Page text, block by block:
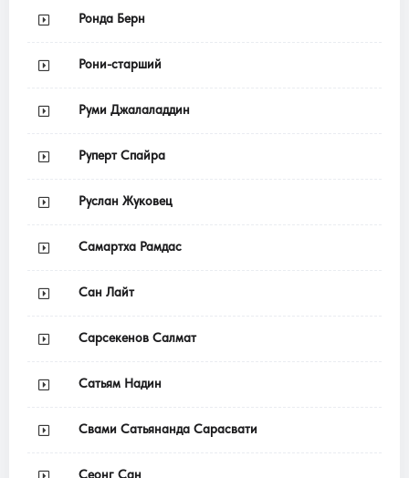
Ронда Берн
Рони-старший
Руми Джалаладдин
Руперт Спайра
Руслан Жуковец
Самартха Рамдас
Сан Лайт
Сарсекенов Салмат
Сатьям Надин
Свами Сатьянанда Сарасвати
Сеонг Сан